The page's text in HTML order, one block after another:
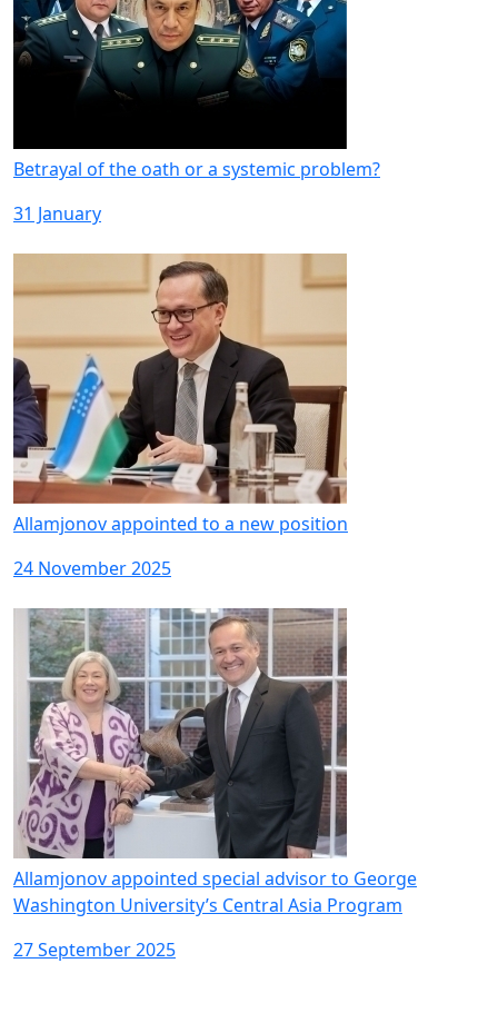
Betrayal of the oath or a systemic problem?
31 January
Allamjonov appointed to a new position
24 November 2025
Allamjonov appointed special advisor to George
Washington University’s Central Asia Program
27 September 2025